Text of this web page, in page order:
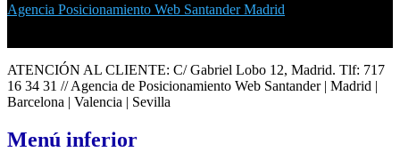
Agencia Posicionamiento Web Santander Madrid
ATENCIÓN AL CLIENTE: C/ Gabriel Lobo 12, Madrid. Tlf: 717
16 34 31 // Agencia de Posicionamiento Web Santander | Madrid |
Barcelona | Valencia | Sevilla
Menú inferior